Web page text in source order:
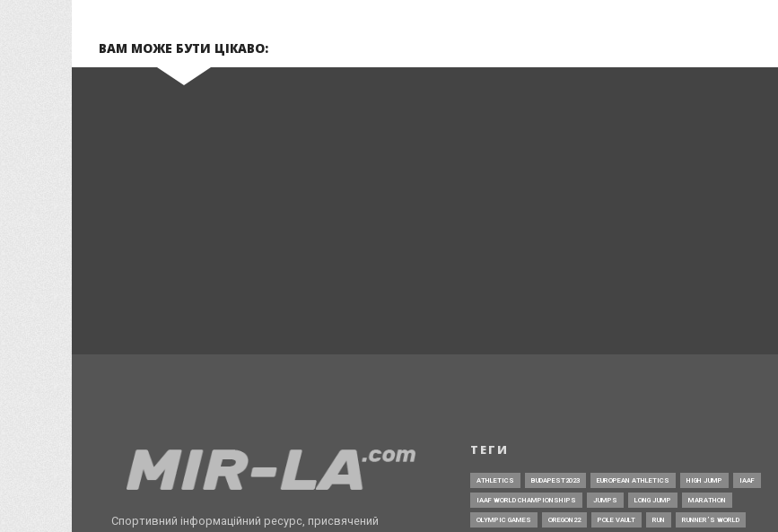
ВАМ МОЖЕ БУТИ ЦІКАВО:
Спортивний інформаційний ресурс, присвячений
ТЕГИ
ATHLETICS BUDAPEST2023 EUROPEAN ATHLETICS HIGH JUMP IAAF
IAAF WORLD CHAMPIONSHIPS JUMPS LONG JUMP MARATHON
OLYMPIC GAMES OREGON22 POLE VAULT RUN RUNNER’S WORLD